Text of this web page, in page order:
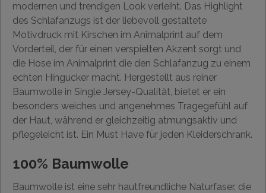
modernen und trendigen Look verleiht. Das Highlight
des Schlafanzugs ist der liebevoll gestaltete
Motivdruck mit Kirschen im Animalprint auf dem
Vorderteil, der für einen verspielten Akzent sorgt und
die Hose im Animalprint die den Schlafanzug zu einem
echten Hingucker macht. Hergestellt aus reiner
Baumwolle in Single Jersey-Qualität, bietet er ein
besonders weiches und angenehmes Tragegefühl auf
der Haut, während er gleichzeitig atmungsaktiv und
pflegeleicht ist. Ein Must Have für jeden Kleiderschrank.
100% Baumwolle
Baumwolle ist eine sehr hautfreundliche Naturfaser, die